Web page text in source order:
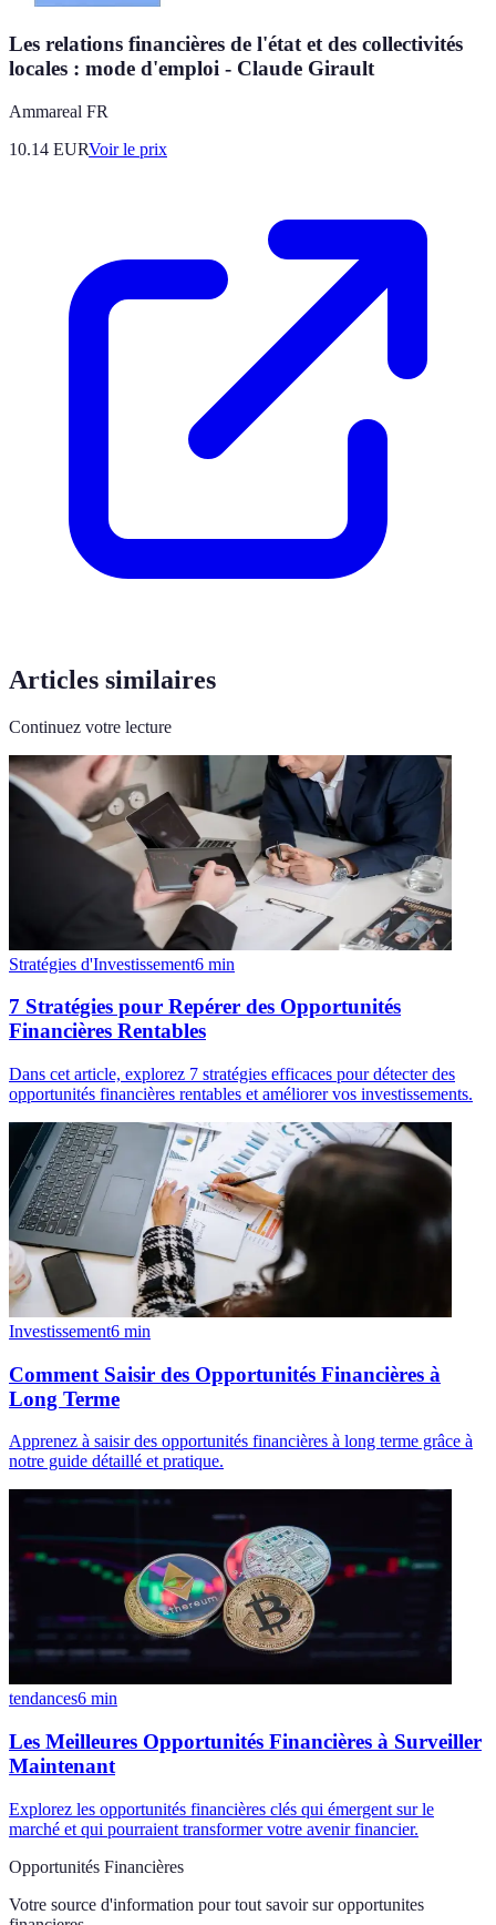
Les relations financières de l'état et des collectivités
locales : mode d'emploi - Claude Girault
Ammareal FR
10.14 EURVoir le prix
Articles similaires
Continuez votre lecture
Stratégies d'Investissement6 min
7 Stratégies pour Repérer des Opportunités
Financières Rentables
Dans cet article, explorez 7 stratégies efficaces pour détecter des
opportunités financières rentables et améliorer vos investissements.
Investissement6 min
Comment Saisir des Opportunités Financières à
Long Terme
Apprenez à saisir des opportunités financières à long terme grâce à
notre guide détaillé et pratique.
tendances6 min
Les Meilleures Opportunités Financières à Surveiller
Maintenant
Explorez les opportunités financières clés qui émergent sur le
marché et qui pourraient transformer votre avenir financier.
Opportunités Financières
Votre source d'information pour tout savoir sur opportunites